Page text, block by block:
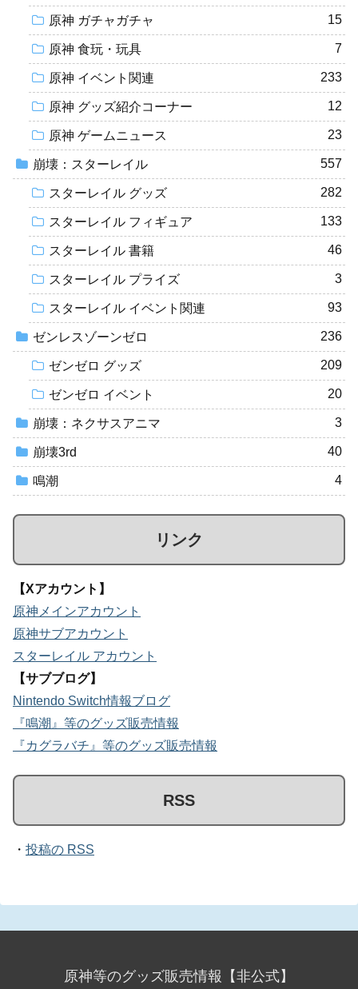
原神 ガチャガチャ 15
原神 食玩・玩具 7
原神 イベント関連 233
原神 グッズ紹介コーナー 12
原神 ゲームニュース 23
崩壊：スターレイル 557
スターレイル グッズ 282
スターレイル フィギュア 133
スターレイル 書籍 46
スターレイル プライズ 3
スターレイル イベント関連 93
ゼンレスゾーンゼロ 236
ゼンゼロ グッズ 209
ゼンゼロ イベント 20
崩壊：ネクサスアニマ 3
崩壊3rd 40
鳴潮 4
リンク
【Xアカウント】
原神メインアカウント
原神サブアカウント
スターレイル アカウント
【サブブログ】
Nintendo Switch情報ブログ
『鳴潮』等のグッズ販売情報
『カグラバチ』等のグッズ販売情報
RSS
・ 投稿の RSS
原神等のグッズ販売情報【非公式】